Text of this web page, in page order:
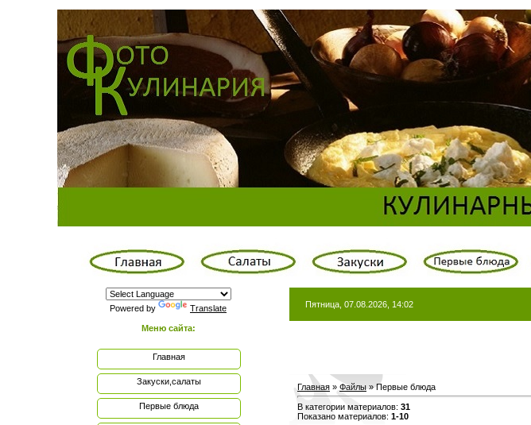
Powered by Translate
Меню сайта:
Главная
Закуски,салаты
Первые блюда
Пятница, 07.08.2026, 14:02
Главная » Файлы » Первые блюда
В категории материалов: 31
Показано материалов: 1-10